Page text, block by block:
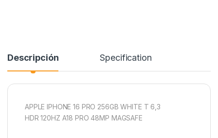
Descripción Specification
APPLE IPHONE 16 PRO 256GB WHITE T 6,3
HDR 120HZ A18 PRO 48MP MAGSAFE